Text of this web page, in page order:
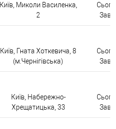
Київ, Миколи Василенка,
2
Київ, Гната Хоткевича, 8
(м.Чернігівська)
Київ, Набережно-
Хрещатицька, 33